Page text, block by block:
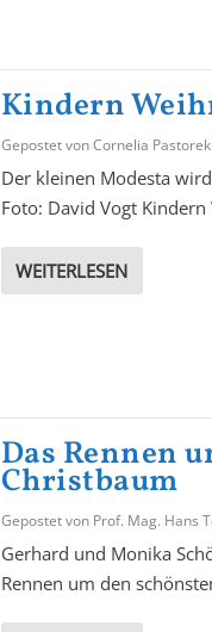
Kindern
Gepostet vonCornelia Pastorek
Der kleinen Modesta
Foto: David Vogt Kindern
WEITERLESEN
Das Rennen
Christbaum
Gepostet von Prof. Mag. Hans
Gerhard und Monika
Rennen um den